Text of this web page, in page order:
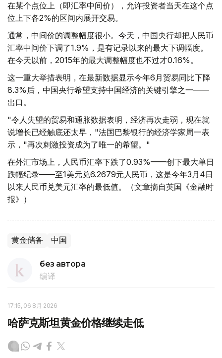
在某个点位上（即汇率中间价），允许投资者当天在这个点
位上下各2%的区间内展开交易。
通常，中间价的调整幅度很小。今天，中国央行却把人民币
汇率中间价下调了1.9%，是有记录以来的最大下调幅度。
在今天以前，2015年的最大调整幅度也不过才0.16%。
这一重大举措表明，在最新数据显示今年6月贸易同比下降
8.3%后，中国央行希望支持中国经济的关键引擎之一——
出口。
"令人失望的贸易和通胀数据表明，经济再次走弱，现在就
说增长已经触底还太早，"法国巴黎银行的经济学家周一表
示，"再次刺激投资成为了唯一的希望。"
在外汇市场上，人民币汇率下跌了0.93%——创下最大单日
跌幅纪录——至1美元兑6.2679元人民币，这是今年3月4日
以来人民币兑美元汇率的最低值。（文章摘自英国《金融时
报》）
黄金储备 中国
без автора
编译
17:15, 06 8月 2026
哈萨克斯坦黄金价格继续走低